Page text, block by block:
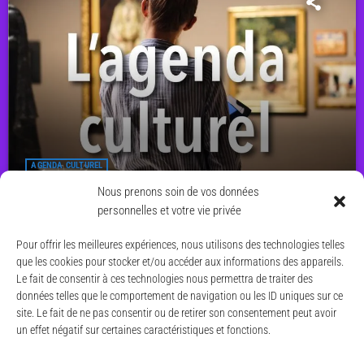
Nous prenons soin de vos données
personnelles et votre vie privée
Pour offrir les meilleures expériences, nous utilisons des technologies telles
que les cookies pour stocker et/ou accéder aux informations des appareils.
Le fait de consentir à ces technologies nous permettra de traiter des
données telles que le comportement de navigation ou les ID uniques sur ce
site. Le fait de ne pas consentir ou de retirer son consentement peut avoir
un effet négatif sur certaines caractéristiques et fonctions.
AGENDA CULTUREL
Agenda culturel du 8 au 14 juin 2026
© CAESE - 2024/2026